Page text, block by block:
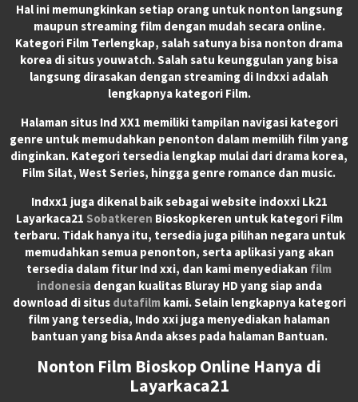
Hal ini memungkinkan setiap orang untuk nonton langsung
maupun streaming film dengan mudah secara online.
Kategori Film Terlengkap, salah satunya bisa nonton drama
korea di situs youwatch. Salah satu keunggulan yang bisa
langsung dirasakan dengan streaming di Indxxi adalah
lengkapnya kategori Film.
Halaman situs Ind XX1 memiliki tampilan navigasi kategori
genre untuk memudahkan penonton dalam memilih film yang
dinginkan. Kategori tersedia lengkap mulai dari drama korea,
Film Silat, West Series, hingga genre romance dan music.
Indxx1 juga dikenal baik sebagai website indoxxi Lk21
Layarkaca21 Sobatkeren Bioskopkeren untuk kategori Film
terbaru. Tidak hanya itu, tersedia juga pilihan negara untuk
memudahkan semua penonton, serta aplikasi yang akan
tersedia dalam fitur Ind xxi, dan kami menyediakan film
indonesiadengan kualitas Bluray HD yang siap anda
download di situs dutafilmkami. Selain lengkapnya kategori
film yang tersedia, Indo xxi juga menyediakan halaman
bantuan yang bisa Anda akses pada halaman Bantuan.
Nonton Film Bioskop Online Hanya di
Layarkaca21